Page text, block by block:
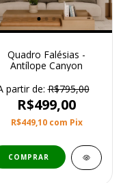
Quadro Falésias -
Antílope Canyon
partir de:R$795,00
R$499,00
R$449,10 com Pix
COMPRAR